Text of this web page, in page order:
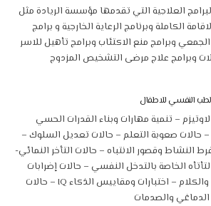
العلاجية التي تقدمها مؤسسة الريادة مثل
الكاملة وبرنامج الرعاية الخارجية و برامج
الجمعي وبرامج منع الاكتئاب وبرامج تأهيل للاسر
وبرامج علاج مرضى التشخيص المزدوج
النفسي للاطفال
– تنمية مهارات وبناء القدرات الحسي
– حالات صعوبة التعلم – حالات تعديل السلوك –
النشاط وقصور الانتباه – حالات التأخر النمائي-
الخاصة بالتدخل النفسي – حالات إضرابات
النطق والكلام – اختبارات ومقاييس الذكاء IQ – حالات
والصدمات